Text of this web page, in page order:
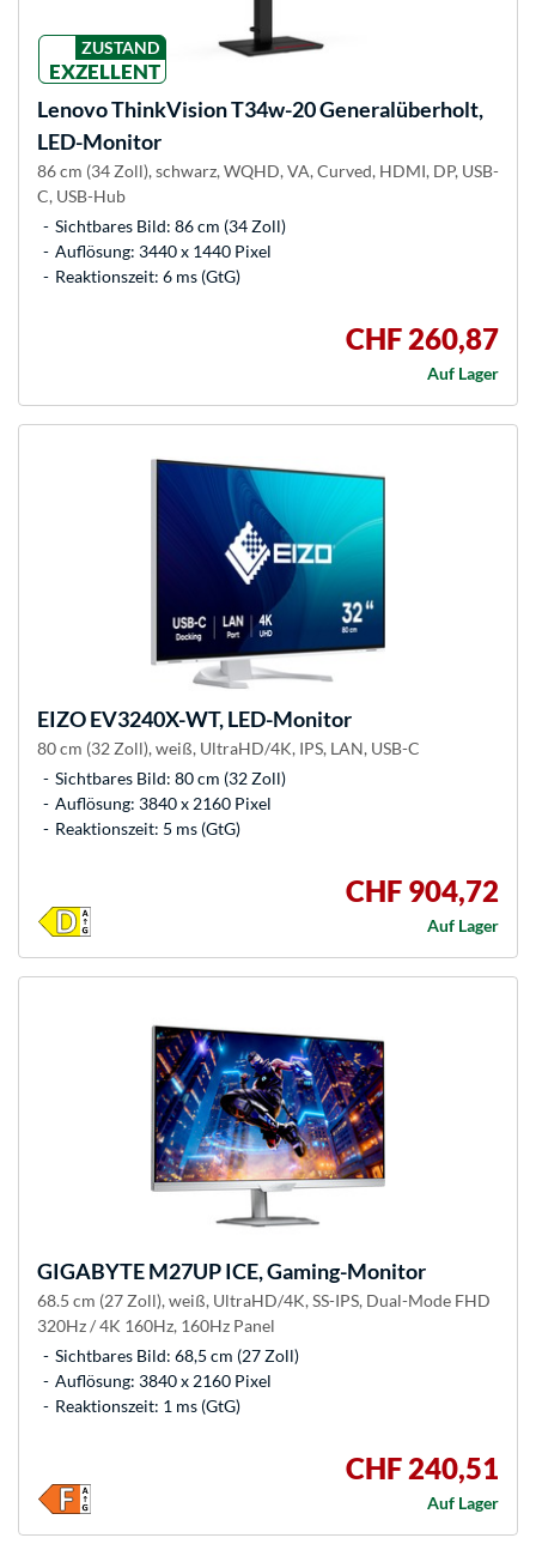
ZUSTAND
EXZELLENT
LenovoThinkVision T34w-20 Generalüberholt,
LED-Monitor
86 cm (34 Zoll), schwarz, WQHD, VA, Curved, HDMI, DP, USB-
C, USB-Hub
Sichtbares Bild: 86 cm (34 Zoll)
Auflösung: 3440 x 1440 Pixel
Reaktionszeit: 6 ms (GtG)
CHF 260,87
Auf Lager
EIZOEV3240X-WT, LED-Monitor
80 cm (32 Zoll), weiß, UltraHD/4K, IPS, LAN, USB-C
Sichtbares Bild: 80 cm (32 Zoll)
Auflösung: 3840 x 2160 Pixel
Reaktionszeit: 5 ms (GtG)
CHF 904,72
Auf Lager
GIGABYTEM27UP ICE, Gaming-Monitor
68.5 cm (27 Zoll), weiß, UltraHD/4K, SS-IPS, Dual-Mode FHD
320Hz / 4K 160Hz, 160Hz Panel
Sichtbares Bild: 68,5 cm (27 Zoll)
Auflösung: 3840 x 2160 Pixel
Reaktionszeit: 1 ms (GtG)
CHF 240,51
Auf Lager